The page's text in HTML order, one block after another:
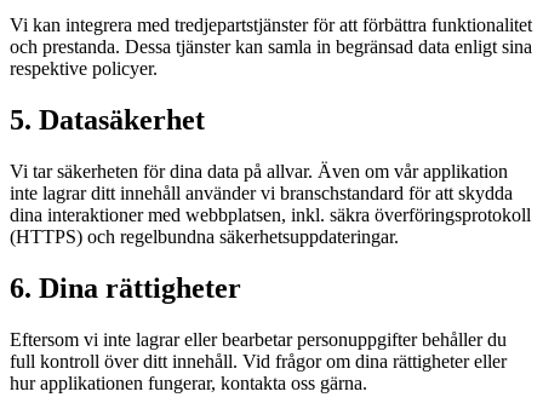
Vi kan integrera med tredjepartstjänster för att förbättra funktionalitet
och prestanda. Dessa tjänster kan samla in begränsad data enligt sina
respektive policyer.
5. Datasäkerhet
Vi tar säkerheten för dina data på allvar. Även om vår applikation
inte lagrar ditt innehåll använder vi branschstandard för att skydda
dina interaktioner med webbplatsen, inkl. säkra överföringsprotokoll
(HTTPS) och regelbundna säkerhetsuppdateringar.
6. Dina rättigheter
Eftersom vi inte lagrar eller bearbetar personuppgifter behåller du
full kontroll över ditt innehåll. Vid frågor om dina rättigheter eller
hur applikationen fungerar, kontakta oss gärna.